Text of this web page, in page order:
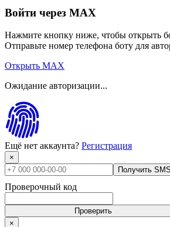
Войти через MAX
Нажмите кнопку ниже, чтобы открыть
Отправьте номер телефона боту для
Открыть MAX
Ожидание авторизации...
Ещё нет аккаунта? Регистрация
×
Получить SMS
Проверочный код
Проверить
×